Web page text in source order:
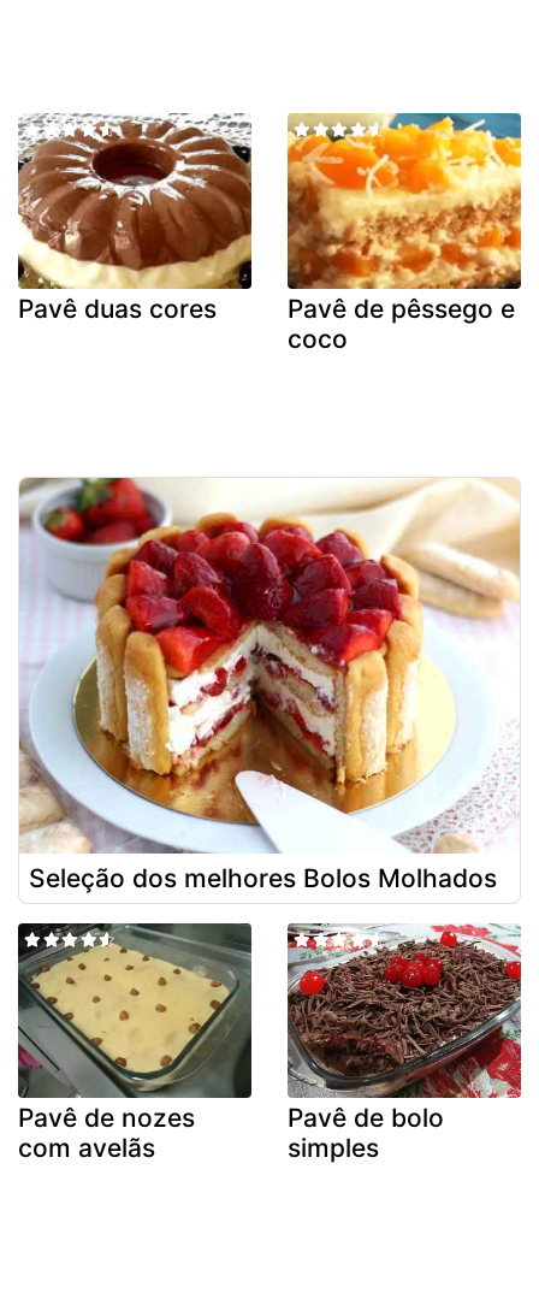
Pavê duas cores
Pavê de pêssego e
coco
Seleção dos melhores Bolos Molhados
Pavê de nozes
com avelãs
Pavê de bolo
simples